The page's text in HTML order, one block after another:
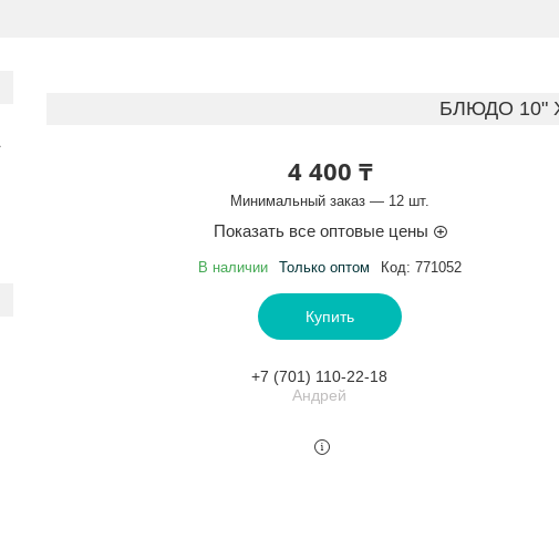
БЛЮДО 10"
4 400 ₸
Минимальный заказ — 12 шт.
Показать все оптовые цены
В наличии Только оптом Код: 771052
Купить
+7 (701) 110-22-18
Андрей